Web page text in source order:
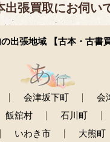
出張買取にお伺い
出張地域 【古本・古書買
会津坂下町
会
飯舘村 石川町
いわき市
大熊町